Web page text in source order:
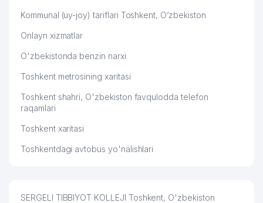
Kommunal (uy-joy) tariflari Toshkent, O‘zbekiston
Onlayn xizmatlar
O'zbekistonda benzin narxi
Toshkent metrosining xaritasi
Toshkent shahri, O'zbekiston favqulodda telefon
raqamlari
Toshkent xaritasi
Toshkentdagi avtobus yo'nalishlari
SERGELI TIBBIYOT KOLLEJI Toshkent, O'zbekiston